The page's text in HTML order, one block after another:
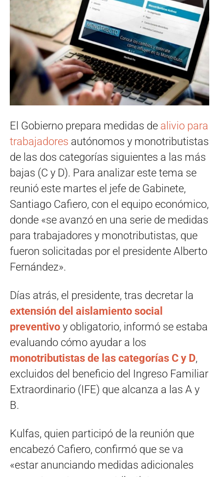
El Gobierno prepara medidas de alivio para
trabajadores autónomos y monotributistas
de las dos categorías siguientes a las más
bajas (C y D). Para analizar este tema se
reunió este martes el jefe de Gabinete,
Santiago Cafiero, con el equipo económico,
donde «se avanzó en una serie de medidas
para trabajadores y monotributistas, que
fueron solicitadas por el presidente Alberto
Fernández».
Días atrás, el presidente, tras decretar la
extensión del aislamiento social
preventivo y obligatorio, informó se estaba
evaluando cómo ayudar a los
monotributistas de las categorías C y D,
excluidos del beneficio del Ingreso Familiar
Extraordinario (IFE) que alcanza a las A y
B.
Kulfas, quien participó de la reunión que
encabezó Cafiero, confirmó que se va
«estar anunciando medidas adicionales